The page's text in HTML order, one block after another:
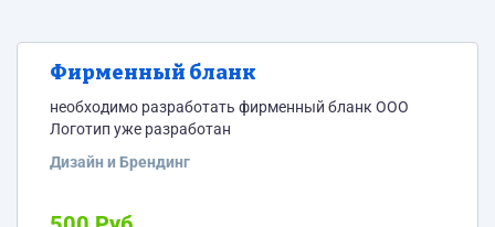
Фирменный бланк
необходимо разработать фирменный бланк ООО
Логотип уже разработан
Дизайн и Брендинг